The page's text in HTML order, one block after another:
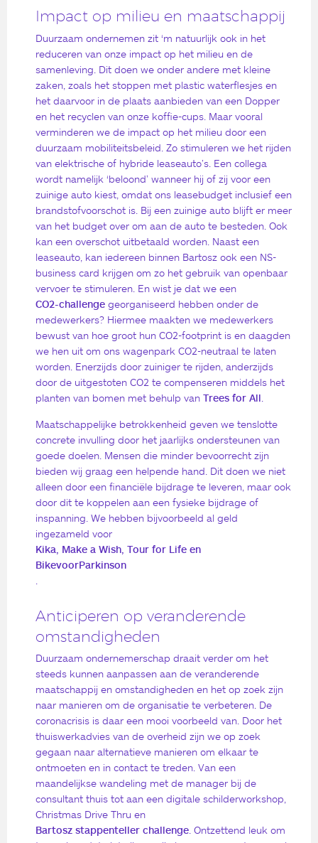
Impact op milieu en maatschappij
Duurzaam ondernemen zit ‘m natuurlijk ook in het
reduceren van onze impact op het milieu en de
samenleving. Dit doen we onder andere met kleine
zaken, zoals het stoppen met plastic waterflesjes en
het daarvoor in de plaats aanbieden van een Dopper
en het recyclen van onze koffie-cups. Maar vooral
verminderen we de impact op het milieu door een
duurzaam mobiliteitsbeleid. Zo stimuleren we het rijden
van elektrische of hybride leaseauto’s. Een collega
wordt namelijk ‘beloond’ wanneer hij of zij voor een
zuinige auto kiest, omdat ons leasebudget inclusief een
brandstofvoorschot is. Bij een zuinige auto blijft er meer
van het budget over om aan de auto te besteden. Ook
kan een overschot uitbetaald worden. Naast een
leaseauto, kan iedereen binnen Bartosz ook een NS-
business card krijgen om zo het gebruik van openbaar
vervoer te stimuleren. En wist je dat we een
CO2-challenge georganiseerd hebben onder de
medewerkers? Hiermee maakten we medewerkers
bewust van hoe groot hun CO2-footprint is en daagden
we hen uit om ons wagenpark CO2-neutraal te laten
worden. Enerzijds door zuiniger te rijden, anderzijds
door de uitgestoten CO2 te compenseren middels het
planten van bomen met behulp van Trees for All
Maatschappelijke betrokkenheid geven we tenslotte
concrete invulling door het jaarlijks ondersteunen van
goede doelen. Mensen die minder bevoorrecht zijn
bieden wij graag een helpende hand. Dit doen we niet
alleen door een financiële bijdrage te leveren, maar ook
door dit te koppelen aan een fysieke bijdrage of
inspanning. We hebben bijvoorbeeld al geld
ingezameld voor
Kika, Make a Wish, Tour for Life en
BikevoorParkinson
Anticiperen op veranderende
omstandigheden
Duurzaam ondernemerschap draait verder om het
steeds kunnen aanpassen aan de veranderende
maatschappij en omstandigheden en het op zoek zijn
naar manieren om de organisatie te verbeteren. De
coronacrisis is daar een mooi voorbeeld van. Door het
thuiswerkadvies van de overheid zijn we op zoek
gegaan naar alternatieve manieren om elkaar te
ontmoeten en in contact te treden. Van een
maandelijkse wandeling met de manager bij de
consultant thuis tot aan een digitale schilderworkshop,
Christmas Drive Thru en
Bartosz stappenteller challenge . Ontzettend leuk om